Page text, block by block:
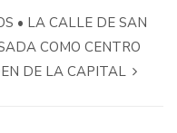
• LA CALLE DE SAN
COMO CENTRO
DE LA CAPITAL